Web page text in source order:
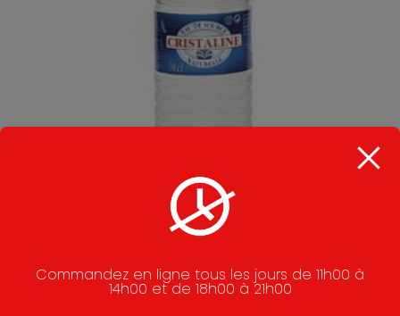
Commandez en ligne tous les jours de 11h00 à
14h00 et de 18h00 à 21h00